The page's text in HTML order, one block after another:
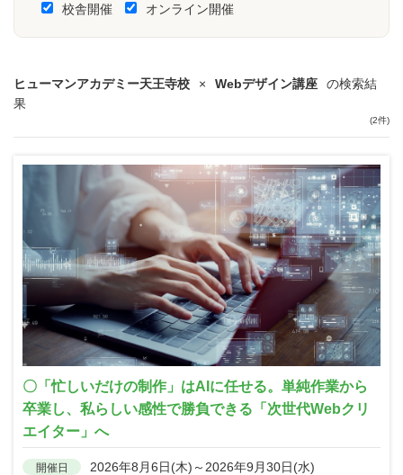
校舎開催 オンライン開催
ヒューマンアカデミー天王寺校 × Webデザイン講座
の検索結
果
(2件)
〇「忙しいだけの制作」はAIに任せる。単純作業から
卒業し、私らしい感性で勝負できる「次世代Webクリ
エイター」へ
開催日 2026年8月6日(木)～2026年9月30日(水)